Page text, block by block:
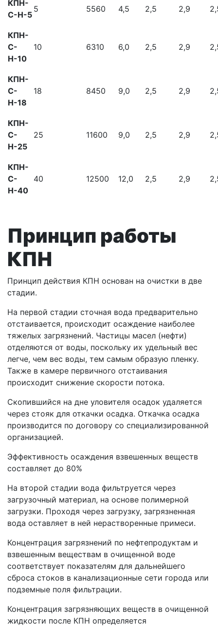
КПН-
С-Н-5
5 5560 4,5 2,5 2,9
КПН-
С-
Н-10
10 6310 6,0 2,5 2,9
КПН-
С-
Н-18
18 8450 9,0 2,5 2,9
КПН-
С-
Н-25
25 11600 9,0 2,5 2,9
КПН-
С-
Н-40
40 12500 12,0 2,5 2,9
Принцип работы
КПН
Принцип действия КПН основан на очистки в две
стадии.
На первой стадии сточная вода предварительно
отстаивается, происходит осаждение наиболее
тяжелых загрязнений. Частицы масел (нефти)
отделяются от воды, поскольку их удельный вес
легче, чем вес воды, тем самым образую пленку.
Также в камере первичного отстаивания
происходит снижение скорости потока.
Скопившийся на дне уловителя осадок удаляется
через стояк для откачки осадка. Откачка осадка
производится по договору со специализированной
организацией.
Эффективность осаждения взвешенных веществ
составляет до 80%
На второй стадии вода фильтруется через
загрузочный материал, на основе полимерной
загрузки. Проходя через загрузку, загрязненная
вода оставляет в ней нерастворенные примеси.
Концентрация загрязнений по нефтепродуктам и
взвешенным веществам в очищенной воде
соответствует показателям для дальнейшего
сброса стоков в канализационные сети города или
подземные поля фильтрации.
Концентрация загрязняющих веществ в очищенной
жидкости после КПН определяется